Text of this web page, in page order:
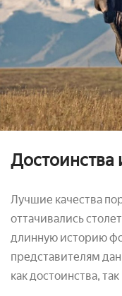
Достоинства
Лучшие качества
оттачивались
длинную историю
представителям
как достоинства,